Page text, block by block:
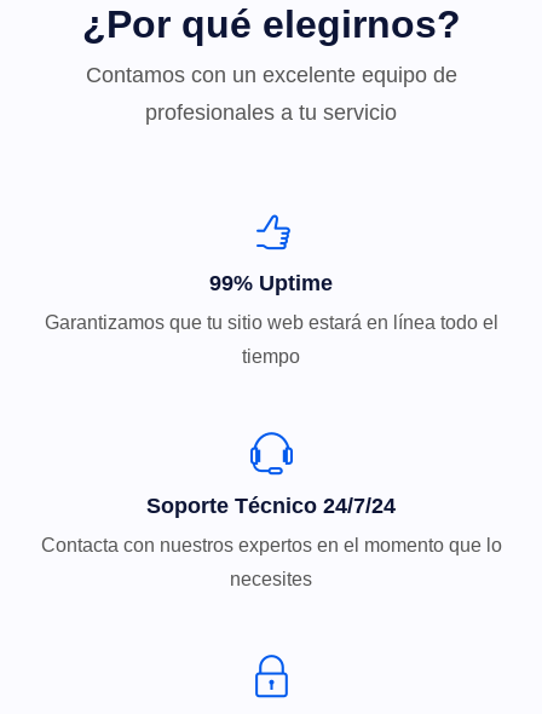
¿Por qué elegirnos?
Contamos con un excelente equipo de
profesionales a tu servicio
99% Uptime
Garantizamos que tu sitio web estará en línea todo el
tiempo
Soporte Técnico 24/7/24
Contacta con nuestros expertos en el momento que lo
necesites